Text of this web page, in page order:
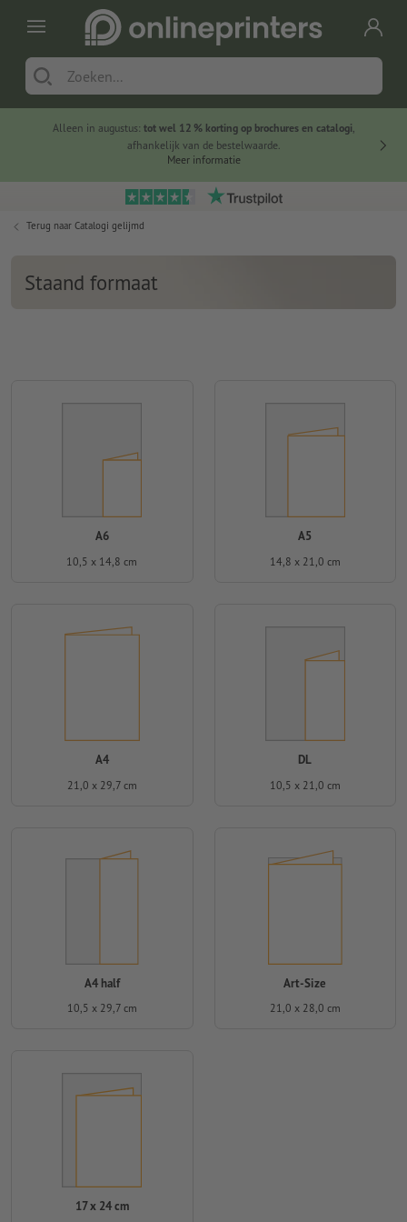
Alleen in augustus: tot wel 12 % korting op brochures en catalogi,
afhankelijk van de bestelwaarde.
Meer informatie
Terug naar Catalogi gelijmd
Staand formaat
A6
10,5 x 14,8 cm
A5
14,8 x 21,0 cm
A4
21,0 x 29,7 cm
DL
10,5 x 21,0 cm
A4 half
10,5 x 29,7 cm
Art-Size
21,0 x 28,0 cm
17 x 24 cm